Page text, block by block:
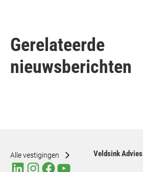
Gerelateerde
nieuwsberichten
Alle vestigingen Veldsink Advies